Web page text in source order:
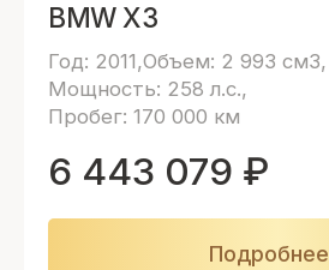
BMW X3
Год: 2011 Объем: 2 993 см3
Мощность: 258 л.с.
Пробег: 170 000 км
6 443 079 ₽
Подробнее